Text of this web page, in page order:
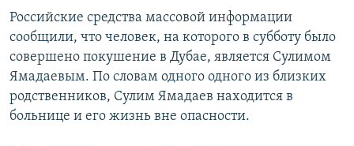
Вернутся
поиску
КЫРГЫЗЧА
ЎЗБЕКЧА
ТОҶИКӢ
TÜRKMENÇE
Все сайты РСЕ/РС
Российские средства массовой информации
сообщили, что человек, на которого в субботу было
совершено покушение в Дубае, является Сулимом
Ямадаевым. По словам одного одного из близких
родственников, Сулим Ямадаев находится в
больнице и его жизнь вне опасности.